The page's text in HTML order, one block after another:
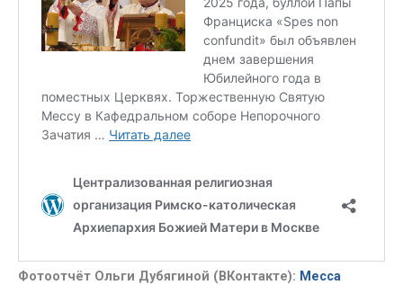
Фотоотчёт Ольги Дубягиной (ВКонтакте): Месса